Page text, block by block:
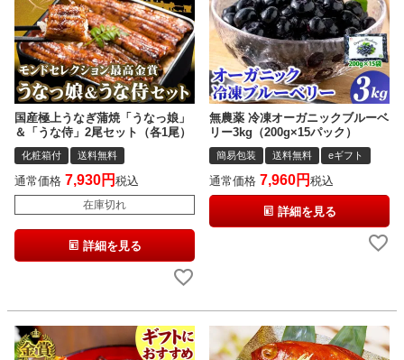
国産極上うなぎ蒲焼「うなっ娘」
＆「うな侍」2尾セット（各1尾）
化粧箱付 送料無料
通常価格 7,930 税込
在庫切れ
詳細を見る
無農薬 冷凍オーガニックブルーベ
リー3kg（200g×15パック）
簡易包装 送料無料 eギフト
通常価格 7,960 税込
詳細を見る